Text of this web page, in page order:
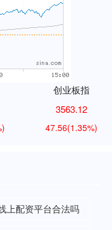
创业板指
3563.12
47.56(1.35%)
上配资平台合法吗